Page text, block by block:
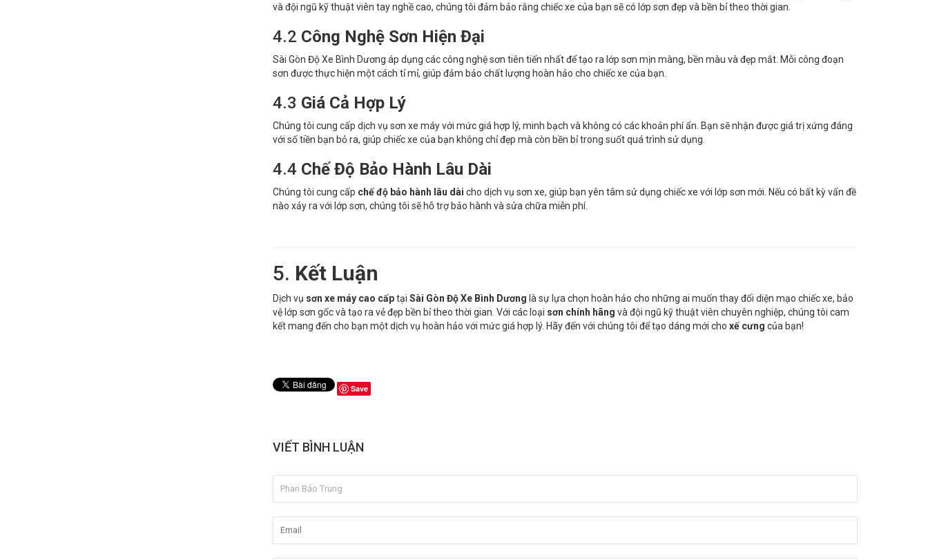
và đội ngũ kỹ thuật viên tay nghề cao, chúng tôi đảm bảo rằng chiếc xe của bạn sẽ có lớp sơn đẹp và bền bỉ theo thời gian.
4.2 Công Nghệ Sơn Hiện Đại
Sài Gòn Độ Xe Bình Dương áp dụng các công nghệ sơn tiên tiến nhất để tạo ra lớp sơn mịn màng, bền màu và đẹp mắt. Mỗi công đoạn
sơn được thực hiện một cách tỉ mỉ, giúp đảm bảo chất lượng hoàn hảo cho chiếc xe của bạn.
4.3 Giá Cả Hợp Lý
Chúng tôi cung cấp dịch vụ sơn xe máy với mức giá hợp lý, minh bạch và không có các khoản phí ẩn. Bạn sẽ nhận được giá trị xứng đáng
với số tiền bạn bỏ ra, giúp chiếc xe của bạn không chỉ đẹp mà còn bền bỉ trong suốt quá trình sử dụng.
4.4 Chế Độ Bảo Hành Lâu Dài
Chúng tôi cung cấp chế độ bảo hành lâu dài cho dịch vụ sơn xe, giúp bạn yên tâm sử dụng chiếc xe với lớp sơn mới. Nếu có bất kỳ vấn đề
nào xảy ra với lớp sơn, chúng tôi sẽ hỗ trợ bảo hành và sửa chữa miễn phí.
5. Kết Luận
Dịch vụ sơn xe máy cao cấptại Sài Gòn Độ Xe Bình Dương là sự lựa chọn hoàn hảo cho những ai muốn thay đổi diện mạo chiếc xe, bảo
vệ lớp sơn gốc và tạo ra vẻ đẹp bền bỉ theo thời gian. Với các loại sơn chính hãng và đội ngũ kỹ thuật viên chuyên nghiệp, chúng tôi cam
kết mang đến cho bạn một dịch vụ hoàn hảo với mức giá hợp lý. Hãy đến với chúng tôi để tạo dáng mới cho xế cưng của bạn!
Save
VIẾT BÌNH LUẬN